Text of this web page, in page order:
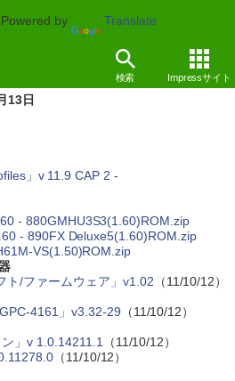
Powered by Translate
検索 Impressサイト
13日
」v 11.9 CAP 2 -
- 880GMHU3S3(1.60)ROM.zip
- 890FX Deluxe5(1.60)ROM.zip
VS(1.50)ROM.zip
ト/ファームウェア」v1.02 （11/10/12）
4161」v3.32-29 （11/10/12）
」v 1.0.14211.1
（11/10/12）
（11/10/12）